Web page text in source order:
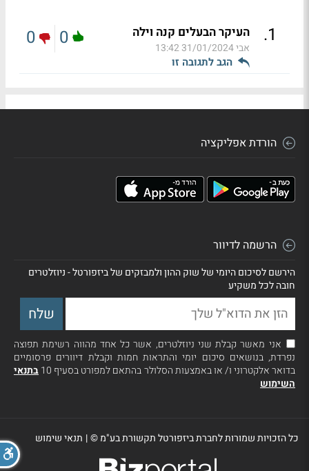
1
. העיקר הבעלים קנה וילה
אבי31/01/2024 13:42
הגב לתגובה זו
0
0
הורדת אפליקציה
הרשמה לדיוור
הירשם לסיכום היומי של שוק ההון ולמבזקים של ביזפורטל - ניוזלטרים
חובה לכל משקיע
אני מאשר קבלת שני ניוזלטרים, אשר כל אחד מהווה רשימת תפוצה
נפרדת, בנושאים סיכום יומי והתראות חמות וקבלת דיוורים פרסומיים
בדואר אלקטרוני ו/ או באמצעות הסלולר בהתאם למפורט בסעיף 10
בתנאי
השימוש
כל הזכויות שמורות לחברת ביזפורטל תקשורת בע"מ ©| תנאי שימוש